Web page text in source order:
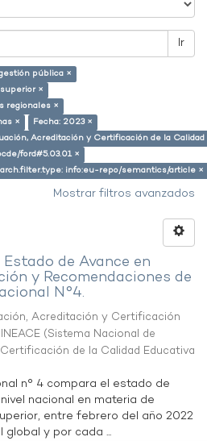
Ir
pública ×
×
regionales ×
×
Fecha: 2023 ×
Acreditación y Certificación de la
ford#5.03.01 ×
info:eu-repo/semantics/article ×
Mostrar filtros avanzados
de Avance en
y Recomendaciones de
N°4.
Acreditación y Certificación
(Sistema Nacional de
de la Calidad Educativa
n° 4 compara el estado de
nacional en materia de
entre febrero del año 2022
global y por cada ...